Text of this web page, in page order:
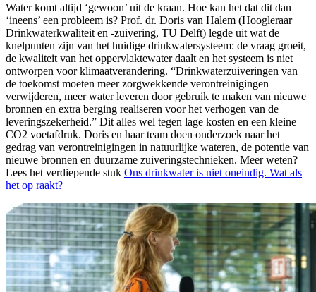
Water komt altijd ‘gewoon’ uit de kraan. Hoe kan het dat dit dan
‘ineens’ een probleem is? Prof. dr. Doris van Halem (Hoogleraar
Drinkwaterkwaliteit en -zuivering, TU Delft) legde uit wat de
knelpunten zijn van het huidige drinkwatersysteem: de vraag groeit,
de kwaliteit van het oppervlaktewater daalt en het systeem is niet
ontworpen voor klimaatverandering. “Drinkwaterzuiveringen van
de toekomst moeten meer zorgwekkende verontreinigingen
verwijderen, meer water leveren door gebruik te maken van nieuwe
bronnen en extra berging realiseren voor het verhogen van de
leveringszekerheid.” Dit alles wel tegen lage kosten en een kleine
CO2 voetafdruk. Doris en haar team doen onderzoek naar het
gedrag van verontreinigingen in natuurlijke wateren, de potentie van
nieuwe bronnen en duurzame zuiveringstechnieken. Meer weten?
Lees het verdiepende stuk Ons drinkwater is niet oneindig. Wat als
het op raakt?